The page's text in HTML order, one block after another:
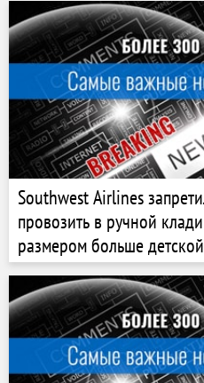
Southwest Airlines
провозить в ручной
размером больше